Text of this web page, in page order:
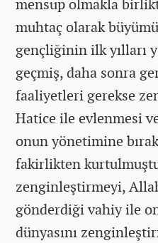
mensup olmakla
muhtaç olarak
gençliğinin ilk yılları
geçmiş, daha sonra
faaliyetleri gerekse
Hatice ile evlenmesi
onun yönetimine
fakirlikten
zenginleştirmeyi,
gönderdiği vahiy ile
dünyasını